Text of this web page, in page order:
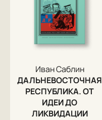
Иван Саблин
ДАЛЬНЕВОСТОЧНАЯ
РЕСПУБЛИКА. ОТ
ИДЕИ ДО
ЛИКВИДАЦИИ